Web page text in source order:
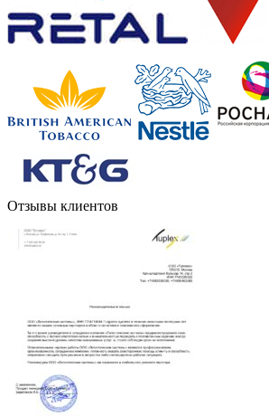
Отзывы клиентов